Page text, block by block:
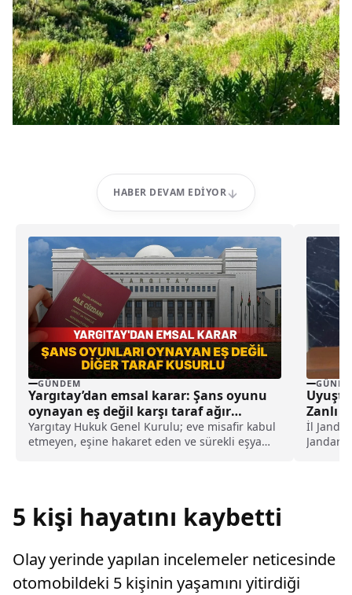
HABER DEVAM EDIYOR
GÜNDEM
Yargıtay’dan emsal karar: Şans oyunu
oynayan eş değil karşı taraf ağır
kusurlu sayıldı
Yargıtay Hukuk Genel Kurulu; eve misafir kabul
etmeyen, eşine hakaret eden ve sürekli eşya
Zanlı
İl
5 kişi hayatını kaybetti
Olay yerinde yapılan incelemeler neticesinde
otomobildeki 5 kişinin yaşamını yitirdiği